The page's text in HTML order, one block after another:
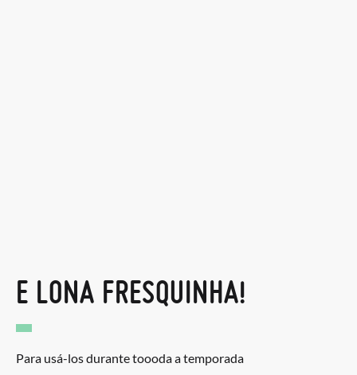
E LONA FRESQUINHA!
Para usá-los durante toooda a temporada